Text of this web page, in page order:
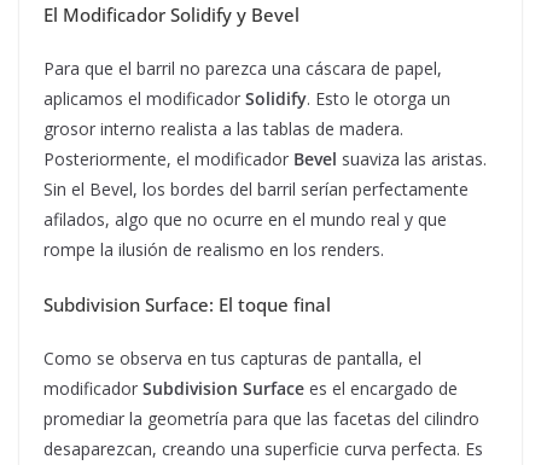
El Modificador Solidify y Bevel
Para que el barril no parezca una cáscara de papel,
aplicamos el modificador Solidify. Esto le otorga un
grosor interno realista a las tablas de madera.
Posteriormente, el modificador Bevel suaviza las aristas.
Sin el Bevel, los bordes del barril serían perfectamente
afilados, algo que no ocurre en el mundo real y que
rompe la ilusión de realismo en los renders.
Subdivision Surface: El toque final
Como se observa en tus capturas de pantalla, el
modificador Subdivision Surface es el encargado de
promediar la geometría para que las facetas del cilindro
desaparezcan, creando una superficie curva perfecta. Es